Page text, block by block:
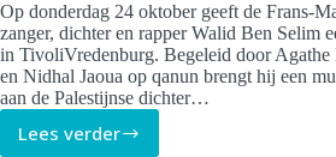
Op donderdag 24 oktober geeft de Frans-
zanger, dichter en rapper Walid Ben Selim
in TivoliVredenburg. Begeleid door
en Nidhal Jaoua op qanun brengt hij een
aan de Palestijnse dichter…
Lees verderKaartverkoop